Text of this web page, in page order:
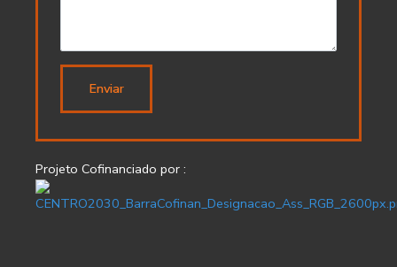
Enviar
Projeto Cofinanciado por :